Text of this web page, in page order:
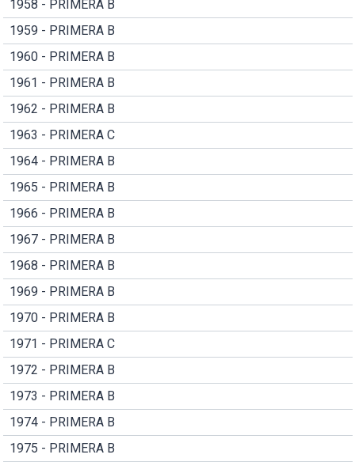
1958 - PRIMERA B
1959 - PRIMERA B
1960 - PRIMERA B
1961 - PRIMERA B
1962 - PRIMERA B
1963 - PRIMERA C
1964 - PRIMERA B
1965 - PRIMERA B
1966 - PRIMERA B
1967 - PRIMERA B
1968 - PRIMERA B
1969 - PRIMERA B
1970 - PRIMERA B
1971 - PRIMERA C
1972 - PRIMERA B
1973 - PRIMERA B
1974 - PRIMERA B
1975 - PRIMERA B